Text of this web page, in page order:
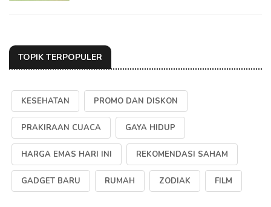
TOPIK TERPOPULER
KESEHATAN PROMO DAN DISKON
PRAKIRAAN CUACA GAYA HIDUP
HARGA EMAS HARI INI REKOMENDASI SAHAM
GADGET BARU RUMAH ZODIAK FILM